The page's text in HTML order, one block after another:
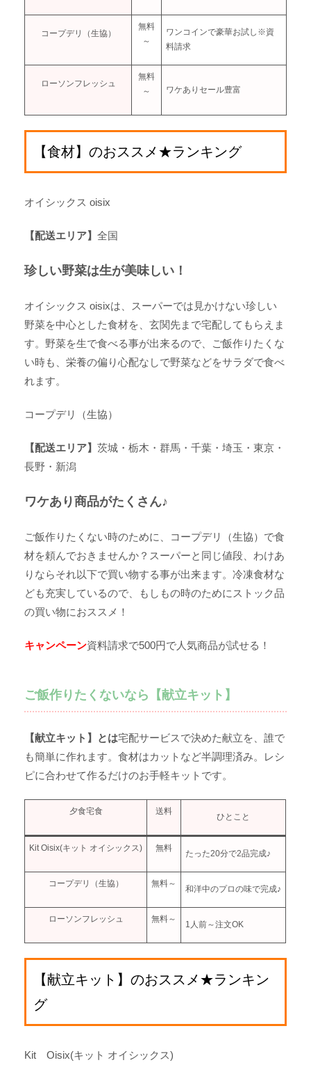
コープデリ（生協）
無料
～
ワンコインで豪華お試し※資
料請求
ローソンフレッシュ
無料
～
ワケありセール豊富
【食材】のおススメ★ランキング
オイシックス oisix
【配送エリア】 全国
珍しい野菜は生が美味しい！
オイシックス oisixは、スーパーでは見かけない珍しい
野菜を中心とした食材を、玄関先まで宅配してもらえま
す。野菜を生で食べる事が出来るので、ご飯作りたくな
い時も、栄養の偏り心配なしで野菜などをサラダで食べ
れます。
コープデリ（生協）
【配送エリア】 茨城・栃木・群馬・千葉・埼玉・東京・
長野・新潟
ワケあり商品がたくさん♪
ご飯作りたくない時のために、コープデリ（生協）で食
材を頼んでおきませんか？スーパーと同じ値段、わけあ
りならそれ以下で買い物する事が出来ます。冷凍食材な
ども充実しているので、もしもの時のためにストック品
の買い物におススメ！
キャンペーン資料請求で500円で人気商品が試せる！
ご飯作りたくないなら【献立キット】
【献立キット】とは宅配サービスで決めた献立を、誰で
も簡単に作れます。食材はカットなど半調理済み。レシ
ピに合わせて作るだけのお手軽キットです。
夕食宅食 送料
ひとこと
Kit Oisix(キット オイシックス) 無料
たった20分で2品完成♪
コープデリ（生協） 無料～
和洋中のプロの味で完成♪
ローソンフレッシュ 無料～
1人前～注文OK
【献立キット】のおススメ★ランキン
グ
Kit Oisix(キット オイシックス)